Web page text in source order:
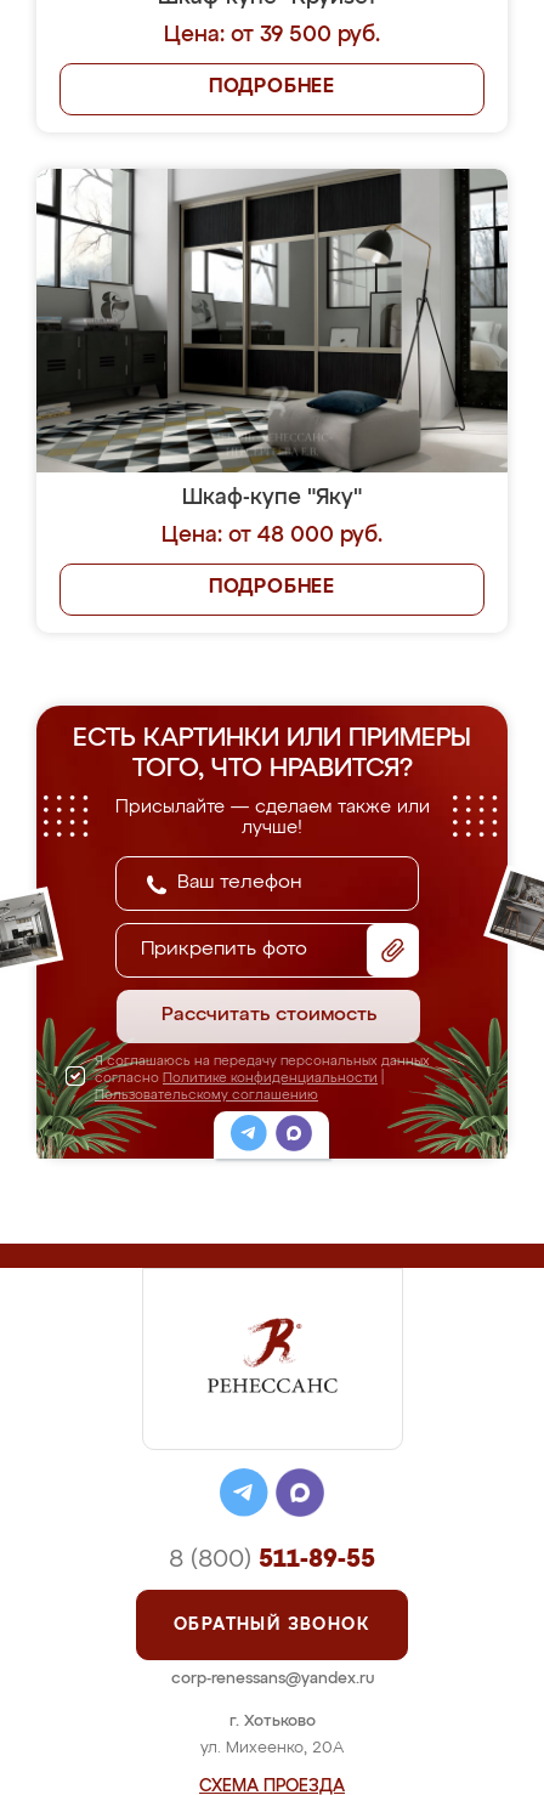
Цена: от 39 500 руб.
ПОДРОБНЕЕ
Шкаф-купе "Яку"
Цена: от 48 000 руб.
ПОДРОБНЕЕ
ЕСТЬ КАРТИНКИ ИЛИ ПРИМЕРЫ
ТОГО, ЧТО НРАВИТСЯ?
Присылайте — сделаем также или
лучше!
Прикрепить фото
Рассчитать стоимость
Я соглашаюсь на передачу персональных данных
согласно Политике конфиденциальности
Пользовательскому соглашению
г. Хотьково
ул. Михеенко, 20А
СХЕМА ПРОЕЗДА
8 (800) 511-89-55
ОБРАТНЫЙ ЗВОНОК
corp-renessans@yandex.ru